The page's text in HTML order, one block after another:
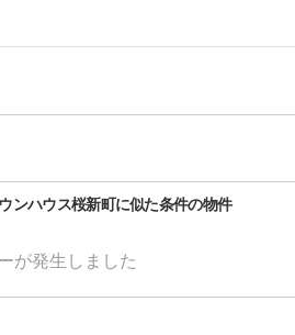
ンハウス桜新町に似た条件の物件
が発生しました